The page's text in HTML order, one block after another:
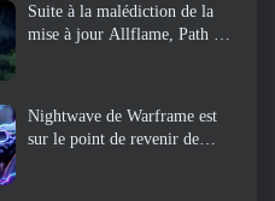
Suite à la malédiction de la
mise à jour Allflame, Path Of
Nightwave de Warframe est
sur le point de revenir de